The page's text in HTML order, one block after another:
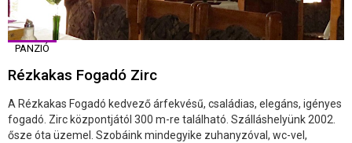
PANZIÓ
Rézkakas Fogadó Zirc
A Rézkakas Fogadó kedvező árfekvésű, családias, elegáns, igényes
fogadó. Zirc központjától 300 m-re található. Szálláshelyünk 2002.
ősze óta üzemel. Szobáink mindegyike zuhanyzóval, wc-vel,